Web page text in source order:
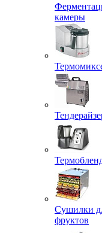
камеры
Сушилки
фруктов